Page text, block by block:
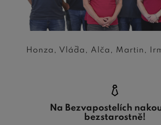
Honza, Vláďa, Alča, Martin,
Na Bezvapostelích
bezstarostně!